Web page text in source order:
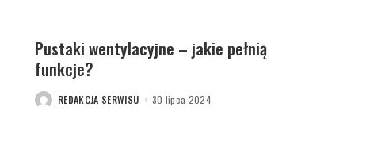
Pustaki wentylacyjne – jakie pełnią
funkcje?
POSTEDREDAKCJA SERWISU 30 lipca 2024